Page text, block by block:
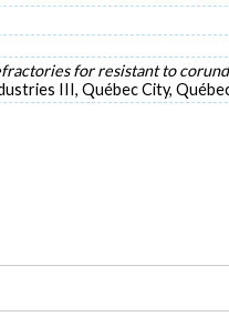
for resistant to
III, Québec City,